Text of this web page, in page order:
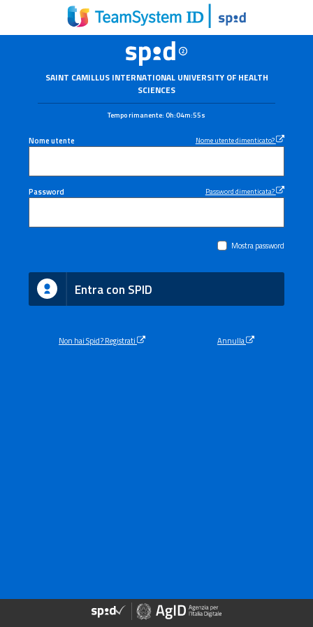
SAINT CAMILLUS INTERNATIONAL UNIVERSITY OF HEALTH
SCIENCES
Tempo rimanente:0h:04m:55s
Nome utente Nome utente dimenticato?
Password Password dimenticata?
Mostra password
Entra con SPID
Non hai Spid? Registrati Annulla